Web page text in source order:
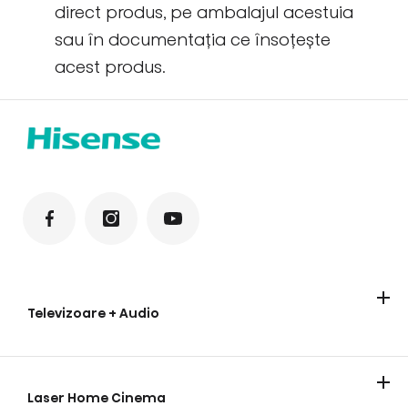
direct produs, pe ambalajul acestuia
sau în documentația ce însoțește
acest produs.
Televizoare + Audio
Laser Home Cinema